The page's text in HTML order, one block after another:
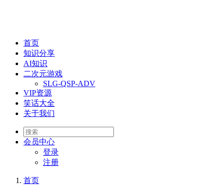
首页
知识分享
AI知识
二次元游戏
SLG-QSP-ADV
VIP资源
笑话大全
关于我们
会员中心
登录
注册
首页